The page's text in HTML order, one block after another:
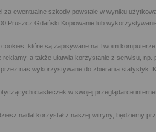
za ewentualne szkody powstałe w wyniku
Pruszcz Gdański Kopiowanie lub
które są zapisywane na Twoim
a także ułatwia korzystanie z serwisu,
nas wykorzystywane do zbierania statystyk.
ciasteczek w swojej przeglądarce
nadal korzystał z naszej witryny, będziemy